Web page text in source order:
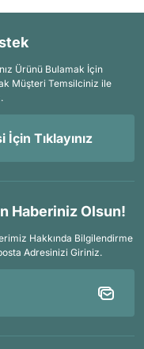
Ürünü Bulamak İçin
Müşteri Temsilciniz ile
Tıklayınız
Haberiniz Olsun!
Hakkında Bilgilendirme
Adresinizi Giriniz.